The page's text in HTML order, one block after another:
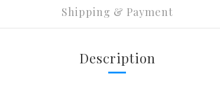
Shipping & Payment
Description